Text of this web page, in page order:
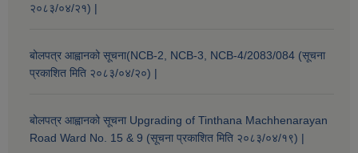
२०८३/०४/२१) |
बोलपत्र आह्वानको सूचना(NCB-2, NCB-3, NCB-4/2083/084 (सूचना
प्रकाशित मिति २०८३/०४/२०) |
बोलपत्र आह्वानको सूचना Upgrading of Tinthana Machhenarayan
Road Ward No. 15 & 9 (सूचना प्रकाशित मिति २०८३/०४/१९) |